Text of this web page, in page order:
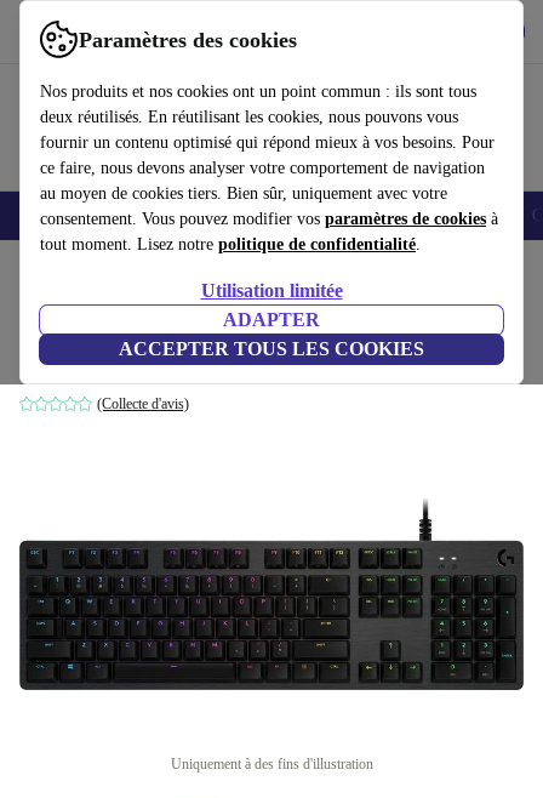
Paramètres des cookies
Nos produits et nos cookies ont un point commun : ils sont tous
deux réutilisés. En réutilisant les cookies, nous pouvons vous
fournir un contenu optimisé qui répond mieux à vos besoins. Pour
ce faire, nous devons analyser votre comportement de navigation
au moyen de cookies tiers. Bien sûr, uniquement avec votre
consentement. Vous pouvez modifier vos paramètres de cookies à
tout moment. Lisez notre politique de confidentialité.
Utilisation limitée
ADAPTER
ACCEPTER TOUS LES COOKIES
Utilisez refurbed rapidement et facilement
Smartphones Laptops Tablettes Montres connectées Accessoires
Logitech G512 Carbon
Kaihua GX-BLUE | Noir | UK
(Collecte d'avis)
Uniquement à des fins d'illustration